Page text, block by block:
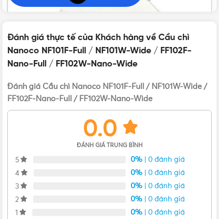
FF102F-Nano-Full / FF102W-Nano-Wide
Cầu chì Nanoco có mấy loại?
Sản phẩm hiện đang có các mã sau đây:
Đánh giá thực tế của Khách hàng về Cầu chì
Nanoco NF101F-Full / NF101W-Wide / FF102F-
Nano-Full / FF102W-Nano-Wide
Đánh giá Cầu chì Nanoco NF101F-Full / NF101W-Wide /
FF102F-Nano-Full / FF102W-Nano-Wide
0.0
ĐÁNH GIÁ TRUNG BÌNH
5 0% | 0 đánh giá
4
0% | 0 đánh giá
3
0% | 0 đánh giá
2
0% | 0 đánh giá
1
0% | 0 đánh giá